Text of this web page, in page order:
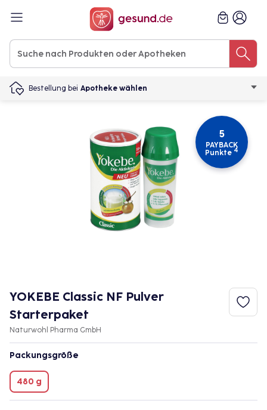
Bestellung bei Apotheke wählen
5
PAYBACK
Punkte 4
YOKEBE Classic NF Pulver
Starterpaket
Naturwohl Pharma GmbH
Packungsgröße
480 g